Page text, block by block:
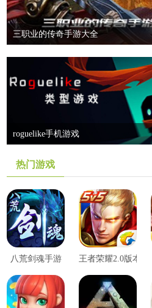
三职业的传奇手游大全
roguelike手机游戏
热门游戏
八荒剑魂手游 王者荣耀2.0版本